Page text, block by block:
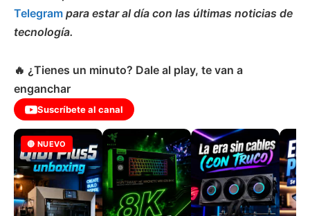
Telegram para estar al día con las últimas noticias de
tecnología.
🔥 ¿Tienes un minuto? Dale al play, te van a
enganchar
Suscríbete al canal
🔴 NUEVO